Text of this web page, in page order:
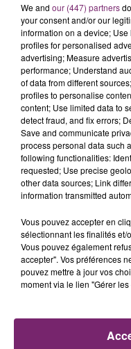
We and our (447) partners
your consent and/or our
information on a device;
profiles for personalised
advertising; Measure
performance; Understand
of data from different
profiles to personalise
content; Use limited data to
detect fraud, and fix errors;
Save and communicate
process personal data such
following functionalities:
requested; Use precise
other data sources; Link
information transmitted
Vous pouvez accepter en
sélectionnant les finalités et/
Vous pouvez également
accepter". Vos préférences
pouvez mettre à jour vos
moment via le lien "Gérer